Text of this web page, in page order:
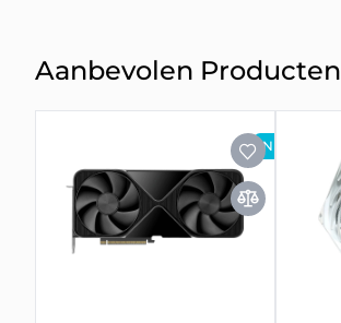
Aanbevolen Producten
NIEUW